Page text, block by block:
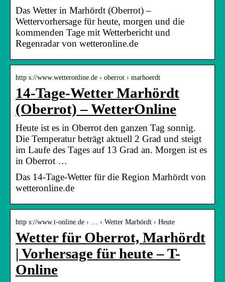
Das Wetter in Marhördt (Oberrot) –
Wettervorhersage für heute, morgen und die
kommenden Tage mit Wetterbericht und
Regenradar von wetteronline.de
http s://www.wetteronline.de › oberrot › marhoerdt
14-Tage-Wetter Marhördt
(Oberrot) – WetterOnline
Heute ist es in Oberrot den ganzen Tag sonnig.
Die Temperatur beträgt aktuell 2 Grad und steigt
im Laufe des Tages auf 13 Grad an. Morgen ist es
in Oberrot …
Das 14-Tage-Wetter für die Region Marhördt von
wetteronline.de
http s://www.t-online.de › … › Wetter Marhördt › Heute
Wetter für Oberrot, Marhördt
| Vorhersage für heute – T-
Online